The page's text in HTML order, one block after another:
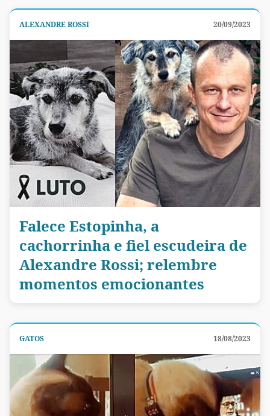
ALEXANDRE ROSSI 20/09/2023
Falece Estopinha, a
cachorrinha e fiel escudeira de
Alexandre Rossi; relembre
momentos emocionantes
GATOS 18/08/2023